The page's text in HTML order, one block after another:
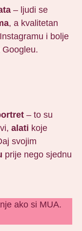
– ljudi se
, a kvalitetan
i bolje
– to su
alati koje
svojim
prije nego sjednu
ako si MUA.